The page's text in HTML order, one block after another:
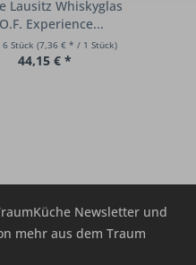
Lausitz Whiskyglas
Experience...
6 Stück (7,36 € * / 1 Stück)
44,15 € *
Newsletter und
mehr aus dem Traum